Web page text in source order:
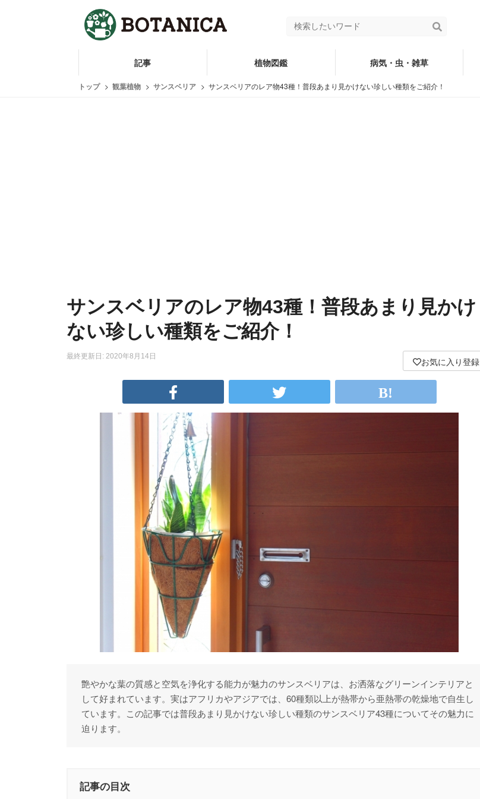
記事 植物図鑑 病気・虫・雑草
トップ 観葉植物 サンスベリア サンスベリアのレア物43種！普段あまり見かけない珍しい種類をご紹介！
サンスベリアのレア物43種！普段あまり見かけ
ない珍しい種類をご紹介！
最終更新日: 2020年8月14日
お気に入り登録
艶やかな葉の質感と空気を浄化する能力が魅力のサンスベリアは、お洒落なグリーンインテリアと
して好まれています。実はアフリカやアジアでは、60種類以上が熱帯から亜熱帯の乾燥地で自生し
ています。この記事では普段あまり見かけない珍しい種類のサンスベリア43種についてその魅力に
迫ります。
記事の目次